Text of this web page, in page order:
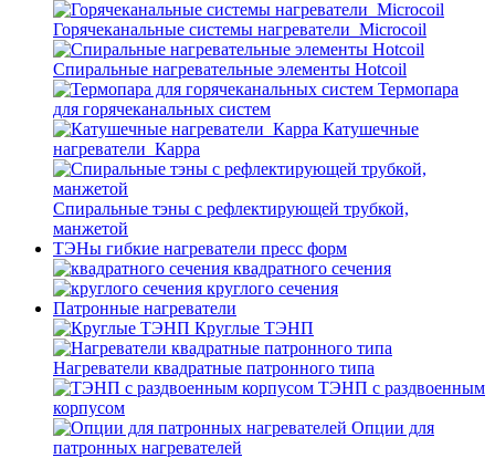
Горячеканальные системы нагреватели_Microcoil
Спиральные нагревательные элементы Hotcoil
Термопара
для горячеканальных систем
Катушечные
нагреватели_Карра
Спиральные тэны с рефлектирующей трубкой,
манжетой
ТЭНы гибкие нагреватели пресс форм
квадратного сечения
круглого сечения
Патронные нагреватели
Круглые ТЭНП
Нагреватели квадратные патронного типа
ТЭНП с раздвоенным
корпусом
Опции для
патронных нагревателей